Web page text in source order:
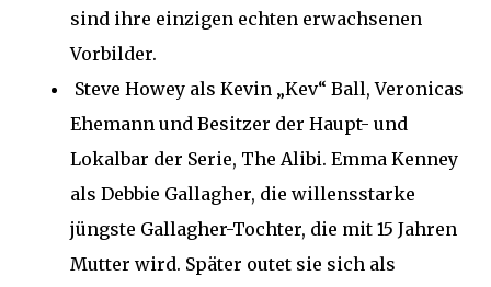
sind ihre einzigen echten erwachsenen
Vorbilder.
Steve Howey als Kevin „Kev“ Ball, Veronicas
Ehemann und Besitzer der Haupt- und
Lokalbar der Serie, The Alibi. Emma Kenney
als Debbie Gallagher, die willensstarke
jüngste Gallagher-Tochter, die mit 15 Jahren
Mutter wird. Später outet sie sich als